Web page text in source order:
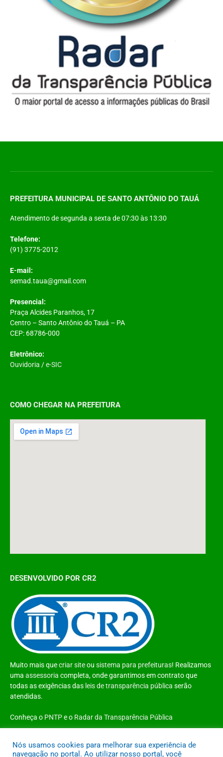
PREFEITURA MUNICIPAL DE SANTO ANTÔNIO DO TAUÁ
Atendimento de segunda a sexta de 07:30 às 13:30
Telefone:
(91) 3775-2012
E-mail:
semad.taua@gmail.com
Presencial:
Praça Alcides Paranhos, 17
Centro – Santo Antônio do Tauá – PA
CEP: 68786-000
Eletrônico:
Ouvidoria /e-SIC
COMO CHEGAR NA PREFEITURA
DESENVOLVIDO POR CR2
Muito mais quecriar siteou sistema para prefeituras! Realizamos
uma assessoria completa, onde garantimos em contrato que
todas as exigências das leis de transparência pública serão
atendidas.
Conheça o PNTPe o Radar da Transparência Pública
Nós usamos cookies para melhorar sua experiência de
navegação no portal. Ao utilizar nosso portal, você